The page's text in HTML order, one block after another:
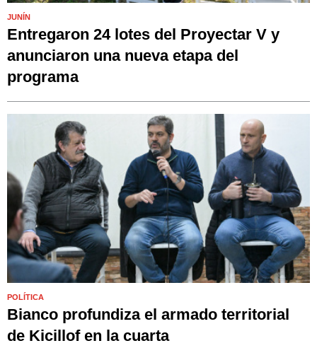
JUNÍN
Entregaron 24 lotes del Proyectar V y
anunciaron una nueva etapa del
programa
POLÍTICA
Bianco profundiza el armado territorial
de Kicillof en la cuarta